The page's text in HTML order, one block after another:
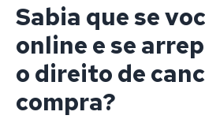
Sabia que se
online e se
o direito de
compra?